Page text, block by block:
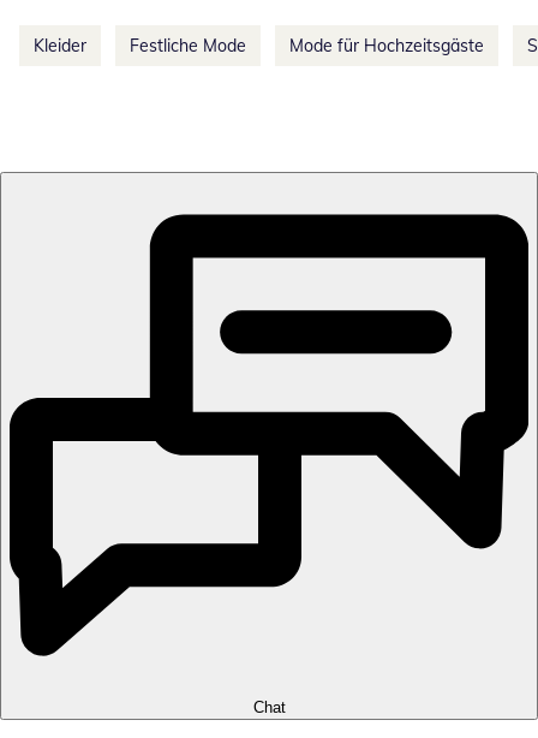
Kleider Festliche Mode Mode für Hochzeitsgäste
Chat